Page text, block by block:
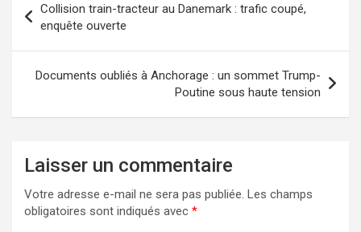
de
l’article
Collision train-tracteur au Danemark : trafic coupé,
enquête ouverte
Documents oubliés à Anchorage : un sommet Trump-
Poutine sous haute tension
Laisser un commentaire
Votre adresse e-mail ne sera pas publiée. Les champs
obligatoires sont indiqués avec *